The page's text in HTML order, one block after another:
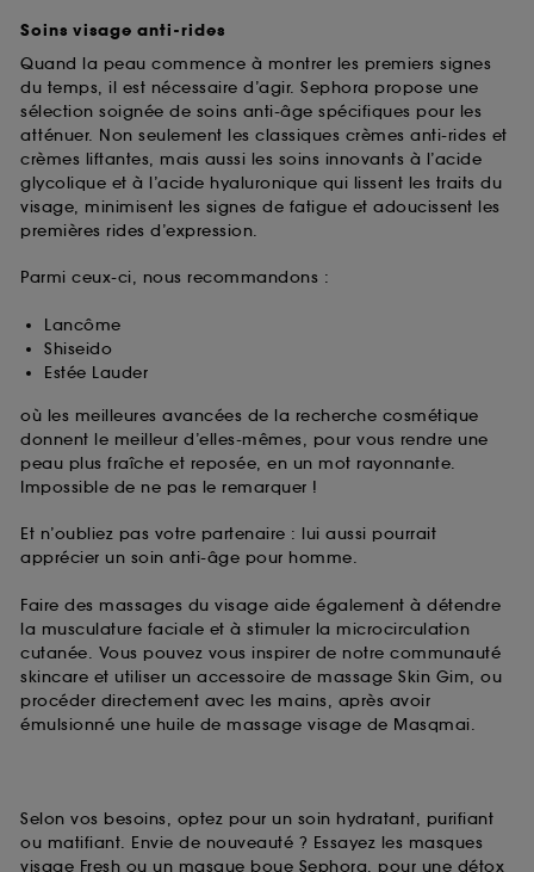
Soins visage anti-rides
Quand la peau commence à montrer les premiers signes
du temps, il est nécessaire d’agir. Sephora propose une
sélection soignée de soins anti-âge spécifiques pour les
atténuer. Non seulement les classiques crèmes anti-rides et
crèmes liftantes, mais aussi les soins innovants à l’acide
glycolique et à l’acide hyaluronique qui lissent les traits du
visage, minimisent les signes de fatigue et adoucissent les
premières rides d’expression.
Parmi ceux-ci, nous recommandons :
Lancôme
Shiseido
Estée Lauder
où les meilleures avancées de la recherche cosmétique
donnent le meilleur d’elles-mêmes, pour vous rendre une
peau plus fraîche et reposée, en un mot rayonnante.
Impossible de ne pas le remarquer !
Et n’oubliez pas votre partenaire : lui aussi pourrait
apprécier un soin anti-âge pour homme.
Faire des massages du visage aide également à détendre
la musculature faciale et à stimuler la microcirculation
cutanée. Vous pouvez vous inspirer de notre communauté
skincare et utiliser un accessoire de massage Skin Gim, ou
procéder directement avec les mains, après avoir
émulsionné une huile de massage visage de Masqmai.
Selon vos besoins, optez pour un soin hydratant, purifiant
ou matifiant. Envie de nouveauté ? Essayez les masques
visage Fresh ou un masque boue Sephora, pour une détox